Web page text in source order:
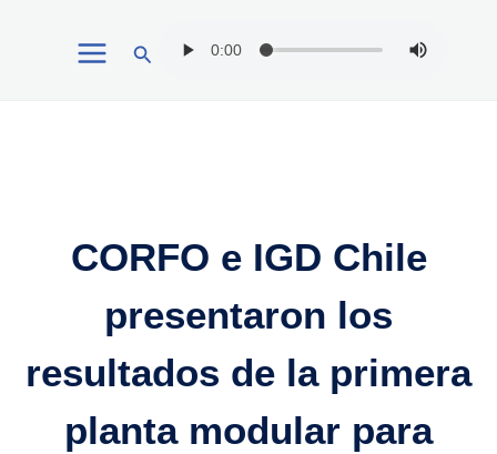
Buscar
CORFO e IGD Chile
presentaron los
resultados de la primera
planta modular para